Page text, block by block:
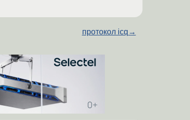
протокол icq →